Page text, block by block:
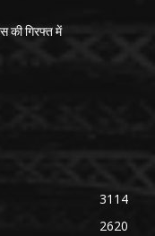
की गिरफ्त में
3114
2620